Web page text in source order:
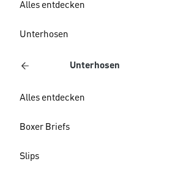
Alles entdecken
Unterhosen
Unterhosen
Alles entdecken
Boxer Briefs
Slips